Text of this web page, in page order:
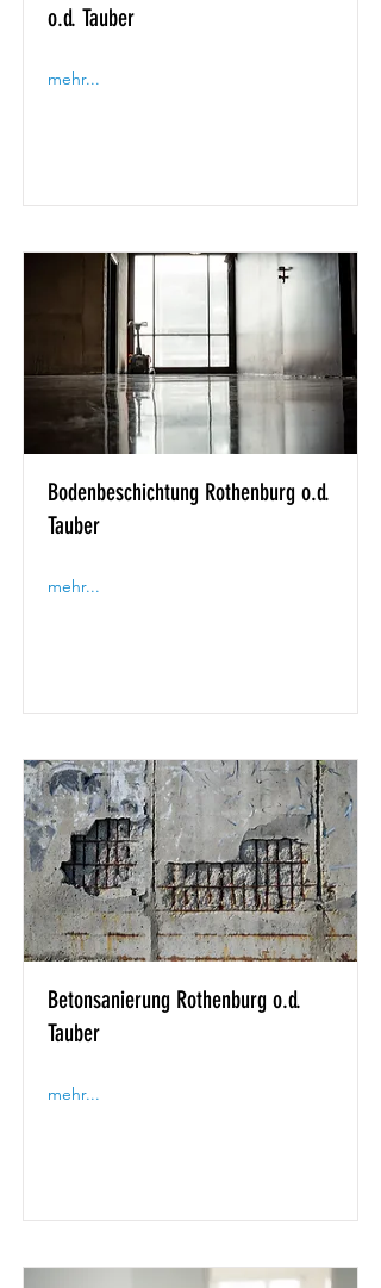
o.d. Tauber
mehr...
Bodenbeschichtung Rothenburg o.d.
Tauber
mehr...
Betonsanierung Rothenburg o.d.
Tauber
mehr...